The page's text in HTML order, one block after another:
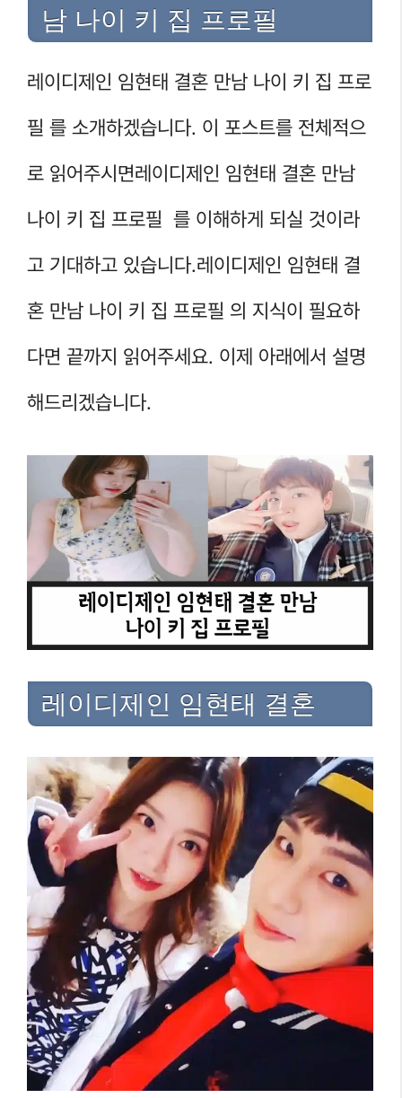
남 나이 키 집 프로필
레이디제인 임현태 결혼 만남 나이 키 집 프로
필 를 소개하겠습니다. 이 포스트를 전체적으
로 읽어주시면레이디제인 임현태 결혼 만남
나이 키 집 프로필 를 이해하게 되실 것이라
고 기대하고 있습니다.레이디제인 임현태 결
혼 만남 나이 키 집 프로필 의 지식이 필요하
다면 끝까지 읽어주세요. 이제 아래에서 설명
해드리겠습니다.
레이디제인 임현태 결혼